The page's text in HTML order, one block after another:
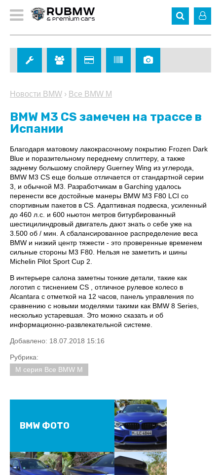
Новости BMW › Все BMW M
BMW M3 CS замечен на трассе в
Испании
Благодаря матовому лакокрасочному покрытию Frozen Dark
Blue и поразительному переднему сплиттеру, а также
заднему большому спойлеру Guerney Wing из углерода,
BMW M3 CS еще больше отличается от стандартной серии
3, и обычной M3. Разработчикам в Garching удалось
перенести все достойные манеры BMW M3 F80 LCI со
спортивным пакетов в CS. Адаптивная подвеска, усиленный
до 460 л.с. и 600 ньютон метров битурбированный
шестицилиндровый двигатель дают знать о себе уже на
3.500 об / мин. А сбалансированное распределение веса
BMW и низкий центр тяжести - это проверенные временем
сильные стороны M3 F80. Нельзя не заметить и шины
Michelin Pilot Sport Cup 2.
В интерьере салона заметны тонкие детали, такие как
логотип с тиснением CS , отличное рулевое колесо в
Alcantara с отметкой на ​​12 часов, панель управления по
сравнению с новыми моделями такими как BMW 8 Series,
несколько устаревшая. Это можно сказать и об
информационно-развлекательной системе.
Добавлено: 18.07.2018 15:16
Рубрика:
M серия Все BMW M
BMW ФОТО